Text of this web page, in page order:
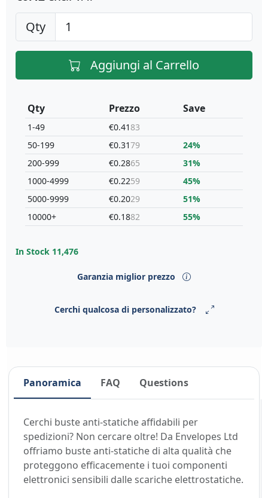
Qty
Aggiungi al Carrello
Qty
1-49
50-199
200-999
1000-4999
5000-9999
10000+
Prezzo
€0.4183
€0.3179
€0.2865
€0.2259
€0.2029
€0.1882
Save
24%
31%
45%
51%
55%
In Stock 11,476
Garanzia miglior prezzo
Cerchi qualcosa di personalizzato?
Panoramica FAQ Questions
Cerchi buste anti-statiche affidabili per
spedizioni? Non cercare oltre! Da Envelopes Ltd
offriamo buste anti-statiche di alta qualità che
proteggono efficacemente i tuoi componenti
elettronici sensibili dalle scariche elettrostatiche.